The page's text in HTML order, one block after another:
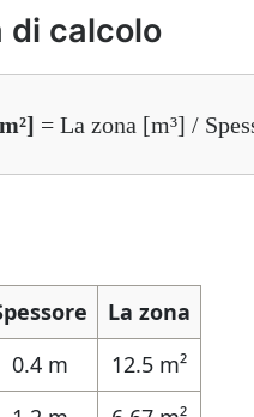
di calcolo
= La zona [m³] /
La zona
0.4 m
12.5 m²